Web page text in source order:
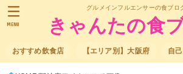
グルメインフルエンサーの食ブロ
きゃんたの食
おすすめ飲食店 【エリア別】大阪府 自
MENU